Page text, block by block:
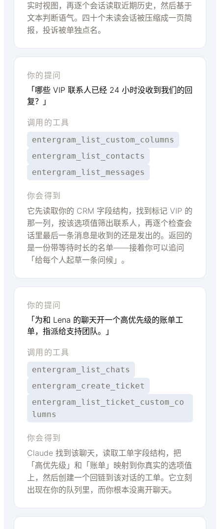
实时视图，再逐个会话读取近期历史，然后基于
文本判断语气。四十个未读会话被压缩成一页简
报，投诉被单独点名。
你的提问
「哪些 VIP 联系人已经 24 小时没收到我们的回
复？」
调用的工具
entergram_list_custom_columns
entergram_list_contacts
entergram_list_messages
你会得到
它先读取你的 CRM 字段结构，找到标记 VIP 的
那一列，按该选项值筛出联系人，再逐个检查会
话里最后一条消息是收到的还是发出的。返回的
是一份带等待时长的名单——接着你可以追问
「给每个人起草一条问候」。
你的提问
「为和 Lena 的聊天开一个高优先级的账单工
单，指派给支持团队。」
调用的工具
entergram_list_chats
entergram_create_ticket
entergram_list_ticket_custom_co
lumns
你会得到
Claude 找到该聊天，读取工单字段结构，把
「高优先级」和「账单」映射到你真实的选项值
上，然后创建一个回链到该对话的工单。它立刻
出现在你的队列里，而你根本没离开聊天。